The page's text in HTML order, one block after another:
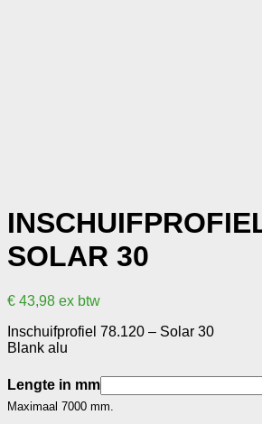
SOLAR 30
€ 43,98 ex btw
Inschuifprofiel 78.120 – Solar 30
Blank alu
Lengte in mm
Maximaal 7000 mm.